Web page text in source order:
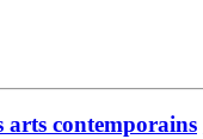
contemporains